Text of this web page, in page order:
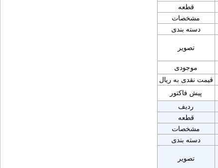
قطعه
مشخصات
دسته بندی
تصویر
موجودی
قیمت نقدی به ریال
پیش فاکتور
ردیف
قطعه
مشخصات
دسته بندی
تصویر